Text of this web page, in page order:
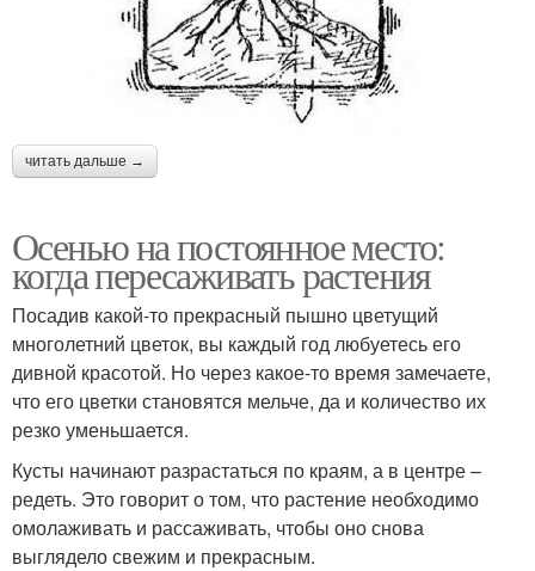
читать дальше →
Осенью на постоянное место:
когда пересаживать растения
Посадив какой-то прекрасный пышно цветущий
многолетний цветок, вы каждый год любуетесь его
дивной красотой. Но через какое-то время замечаете,
что его цветки становятся мельче, да и количество их
резко уменьшается.
Кусты начинают разрастаться по краям, а в центре –
редеть. Это говорит о том, что растение необходимо
омолаживать и рассаживать, чтобы оно снова
выглядело свежим и прекрасным.